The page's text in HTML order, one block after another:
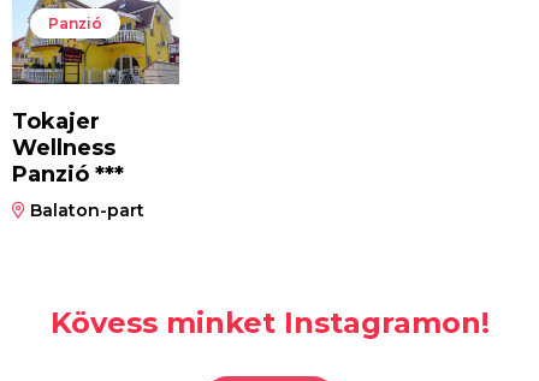
Panzió
Tokajer
Wellness
Panzió ***
Balaton-part
Kövess minket Instagramon!